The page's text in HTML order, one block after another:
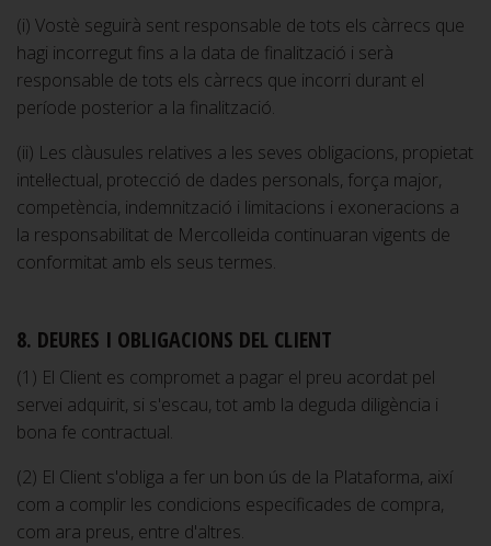
(i) Vostè seguirà sent responsable de tots els càrrecs que
hagi incorregut fins a la data de finalització i serà
responsable de tots els càrrecs que incorri durant el
període posterior a la finalització.
(ii) Les clàusules relatives a les seves obligacions, propietat
intel·lectual, protecció de dades personals, força major,
competència, indemnització i limitacions i exoneracions a
la responsabilitat de Mercolleida continuaran vigents de
conformitat amb els seus termes.
8. DEURES I OBLIGACIONS DEL CLIENT
(1) El Client es compromet a pagar el preu acordat pel
servei adquirit, si s'escau, tot amb la deguda diligència i
bona fe contractual.
(2) El Client s'obliga a fer un bon ús de la Plataforma, així
com a complir les condicions especificades de compra,
com ara preus, entre d'altres.